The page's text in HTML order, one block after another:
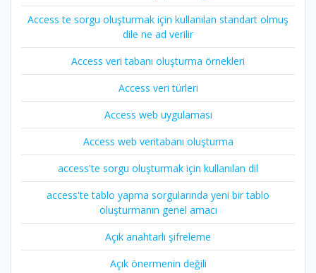
Access te sorgu oluşturmak için kullanılan standart olmuş
dile ne ad verilir
Access veri tabanı oluşturma örnekleri
Access veri türleri
Access web uygulaması
Access web veritabanı oluşturma
access'te sorgu oluşturmak için kullanılan dil
access'te tablo yapma sorgularında yeni bir tablo
oluşturmanın genel amacı
Açık anahtarlı şifreleme
Açık önermenin değili